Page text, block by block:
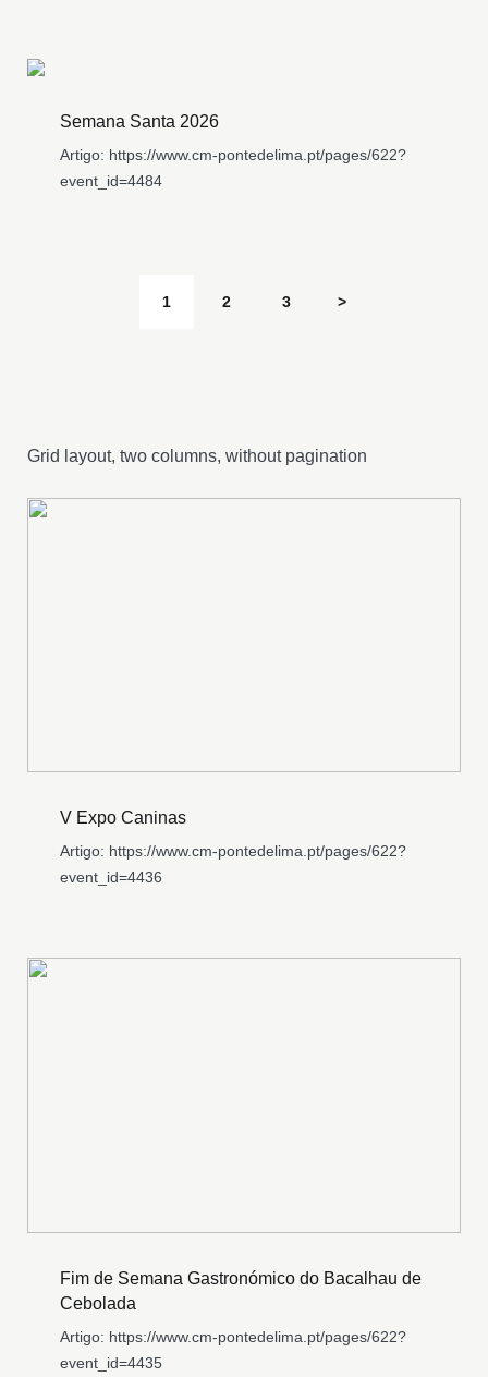
Semana Santa 2026
Artigo: https://www.cm-pontedelima.pt/pages/622?
event_id=4484
1 2 3 >
Grid layout, two columns, without pagination
V Expo Caninas
Artigo: https://www.cm-pontedelima.pt/pages/622?
event_id=4436
Fim de Semana Gastronómico do Bacalhau de
Cebolada
Artigo: https://www.cm-pontedelima.pt/pages/622?
event_id=4435